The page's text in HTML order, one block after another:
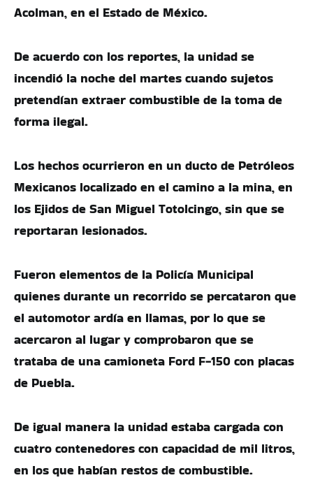
Acolman, en el Estado de México.
De acuerdo con los reportes, la unidad se
incendió la noche del martes cuando sujetos
pretendían extraer combustible de la toma de
forma ilegal.
Los hechos ocurrieron en un ducto de Petróleos
Mexicanos localizado en el camino a la mina, en
los Ejidos de San Miguel Totolcingo, sin que se
reportaran lesionados.
Fueron elementos de la Policía Municipal
quienes durante un recorrido se percataron que
el automotor ardía en llamas, por lo que se
acercaron al lugar y comprobaron que se
trataba de una camioneta Ford F-150 con placas
de Puebla.
De igual manera la unidad estaba cargada con
cuatro contenedores con capacidad de mil litros,
en los que habían restos de combustible.